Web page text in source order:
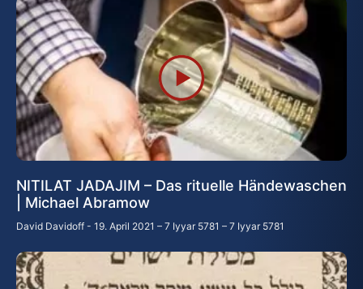
NITILAT JADAJIM – Das rituelle Händewaschen
| Michael Abramow
David Davidoff 19. April 2021 – 7 Iyyar 5781 – 7 Iyyar 5781